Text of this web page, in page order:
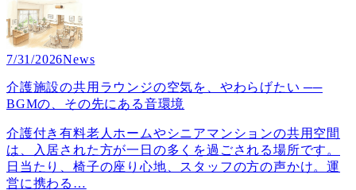
7/31/2026News
介護施設の共用ラウンジの空気を、やわらげたい ──
BGMの、その先にある音環境
介護付き有料老人ホームやシニアマンションの共用空間
は、入居された方が一日の多くを過ごされる場所です。
日当たり、椅子の座り心地、スタッフの方の声かけ。運
営に携わる …